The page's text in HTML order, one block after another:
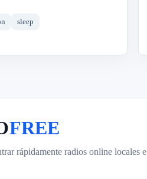
sleep
FREE
rápidamente radios online locales e